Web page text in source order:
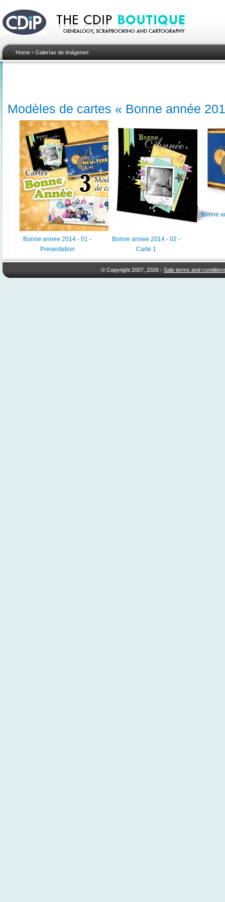
Home › Galerías de imágenes
Modèles de cartes « Bonne année
Bonne annee 2014 - 01 -
Presentation
Bonne annee 2014 - 02 -
Carte 1
Bonne
© Copyright 2007, 2026 -Sale terms and